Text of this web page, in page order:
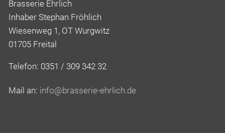
Brasserie Ehrlich
Inhaber Stephan Fröhlich
Wiesenweg 1, OT Wurgwitz
01705 Freital
Telefon: 0351 / 309 342 32
Mail an: nf br ss r - hrl ch d